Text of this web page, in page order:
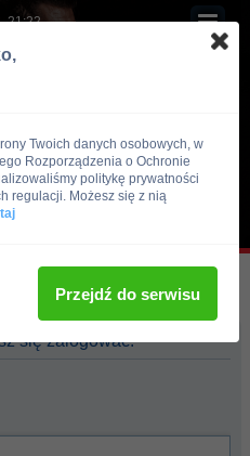
21:22
się zalogować.
Twoich danych osobowych, w
Rozporządzenia o Ochronie
politykę prywatności
regulacji. Możesz się z nią
Przejdź do serwisu